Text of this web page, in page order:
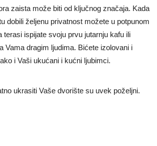
zaista može biti od ključnog značaja. Kada
dobili željenu privatnost možete u potpunom
terasi ispijate svoju prvu jutarnju kafu ili
Vama dragim ljudima. Bićete izolovani i
i Vaši ukućani i kućni ljubimci.
ukrasiti Vaše dvorište su uvek poželjni.